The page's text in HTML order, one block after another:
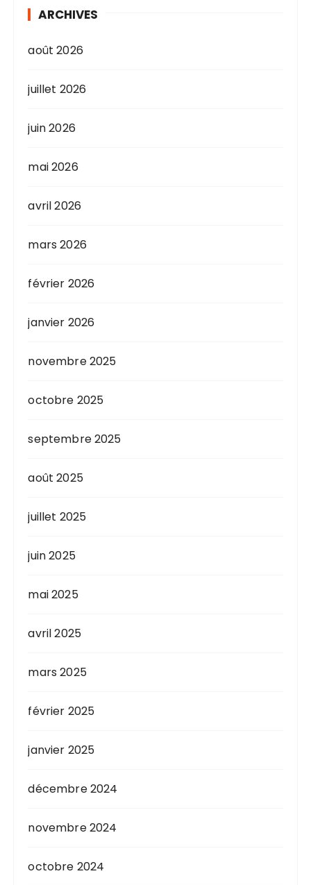
ARCHIVES
août 2026
juillet 2026
juin 2026
mai 2026
avril 2026
mars 2026
février 2026
janvier 2026
novembre 2025
octobre 2025
septembre 2025
août 2025
juillet 2025
juin 2025
mai 2025
avril 2025
mars 2025
février 2025
janvier 2025
décembre 2024
novembre 2024
octobre 2024